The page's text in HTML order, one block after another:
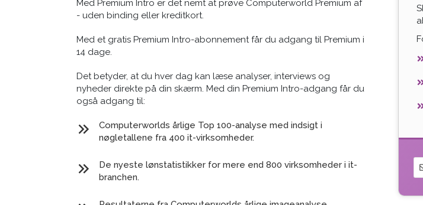
Med Premium Intro er det nemt at prøve Computerworld Premium af
- uden binding eller kreditkort.
Med et gratis Premium Intro-abonnement får du adgang til Premium i
14 dage.
Det betyder, at du hver dag kan læse analyser, interviews og
nyheder direkte på din skærm. Med din Premium Intro-adgang får du
også adgang til:
Computerworlds årlige Top 100-analyse med indsigt i
nøgletallene fra 400 it-virksomheder.
De nyeste lønstatistikker for mere end 800 virksomheder i it-
branchen.